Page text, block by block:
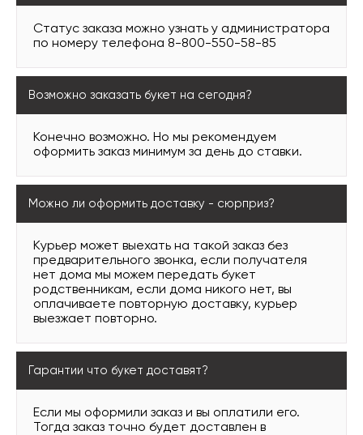
Статус заказа можно узнать у администратора
по номеру телефона 8-800-550-58-85
Возможно заказать букет на сегодня?
Конечно возможно. Но мы рекомендуем
оформить заказ минимум за день до ставки.
Можно ли оформить доставку - сюрприз?
Курьер может выехать на такой заказ без
предварительного звонка, если получателя
нет дома мы можем передать букет
родственникам, если дома никого нет, вы
оплачиваете повторную доставку, курьер
выезжает повторно.
Гарантии что букет доставят?
Если мы оформили заказ и вы оплатили его.
Тогда заказ точно будет доставлен в